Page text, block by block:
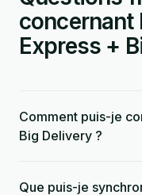
Express +
Comment puis-je
Big Delivery ?
Que puis-je